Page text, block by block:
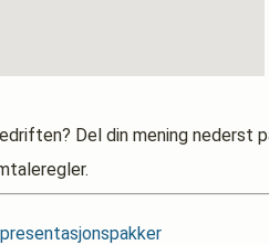
Del din mening nederst